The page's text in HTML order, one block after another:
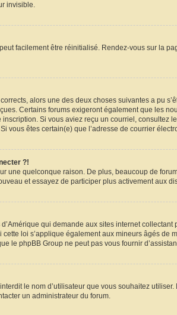
invisible.
facilement être réinitialisé. Rendez-vous sur la
alors une des deux choses suivantes a pu
Certains forums exigeront également que les
Si vous aviez reçu un courriel,
êtes certain(e) que l’adresse de courrier
?!
une quelconque raison. De plus, beaucoup de
et essayez de participer plus activement aux
qui demande aux sites internet
loi s’applique également aux mineurs âgés
le phpBB Group ne peut pas vous fournir
le nom d’utilisateur que vous souhaitez
un administrateur du forum.